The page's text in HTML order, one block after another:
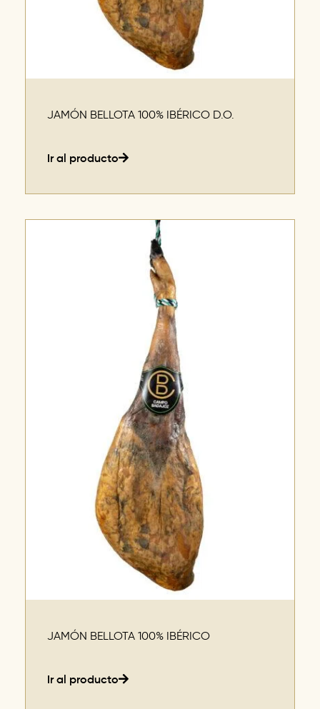
JAMÓN BELLOTA 100% IBÉRICO D.O.
Ir al producto
JAMÓN BELLOTA 100% IBÉRICO
Ir al producto